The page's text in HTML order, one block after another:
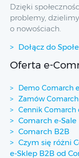
Dzięki
problemy,
o nowościach.
Dołącz do
Oferta e-
Demo Comarch
Zamów
Cennik Comarch
Comarch e-Sale
Comarch B2B
Czym się różni
e-Sklep B2B od